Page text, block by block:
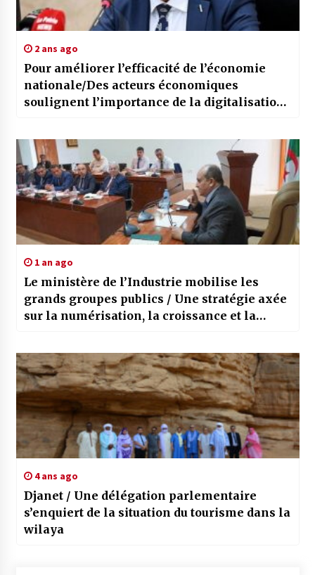
2 ans ago
Pour améliorer l’efficacité de l’économie
nationale/Des acteurs économiques
soulignent l’importance de la digitalisation
1 an ago
Le ministère de l’Industrie mobilise les
grands groupes publics / Une stratégie axée
sur la numérisation, la croissance et la
4 ans ago
Djanet / Une délégation parlementaire
s’enquiert de la situation du tourisme dans la
wilaya